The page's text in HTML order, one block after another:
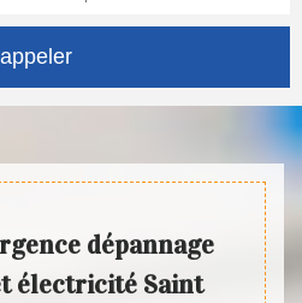
dépannage
électricité Saint